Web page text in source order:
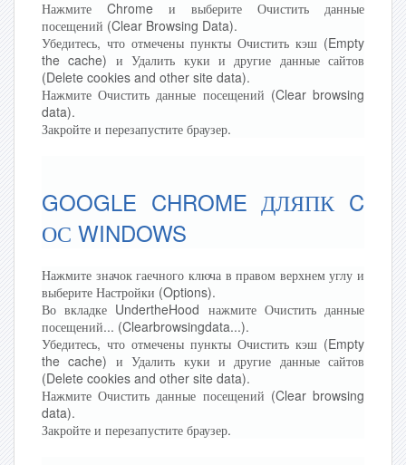
Нажмите Chrome и выберите Очистить данные
посещений (Clear Browsing Data).
Убедитесь, что отмечены пункты Очистить кэш (Empty
the cache) и Удалить куки и другие данные сайтов
(Delete cookies and other site data).
Нажмите Очистить данные посещений (Clear browsing
data).
Закройте и перезапустите браузер.
GOOGLE CHROME ДЛЯПК C
ОС WINDOWS
Нажмите значок гаечного ключа в правом верхнем углу и
выберите Настройки (Options).
Во вкладке UndertheHood нажмите Очистить данные
посещений... (Clearbrowsingdata...).
Убедитесь, что отмечены пункты Очистить кэш (Empty
the cache) и Удалить куки и другие данные сайтов
(Delete cookies and other site data).
Нажмите Очистить данные посещений (Clear browsing
data).
Закройте и перезапустите браузер.